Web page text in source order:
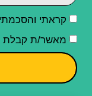
קראתי
מאשר/ת קבלת